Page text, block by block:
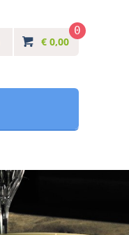
€ 0,00
0